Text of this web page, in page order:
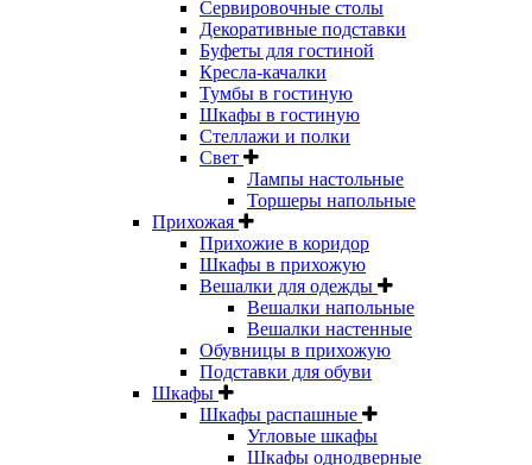
Сервировочные столы
Декоративные подставки
Буфеты для гостиной
Кресла-качалки
Тумбы в гостиную
Шкафы в гостиную
Стеллажи и полки
Свет
Лампы настольные
Торшеры напольные
Прихожая
Прихожие в коридор
Шкафы в прихожую
Вешалки для одежды
Вешалки напольные
Вешалки настенные
Обувницы в прихожую
Подставки для обуви
Шкафы
Шкафы распашные
Угловые шкафы
Шкафы однодверные